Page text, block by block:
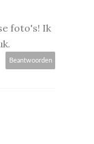
foto's! Ik
Beantwoorden